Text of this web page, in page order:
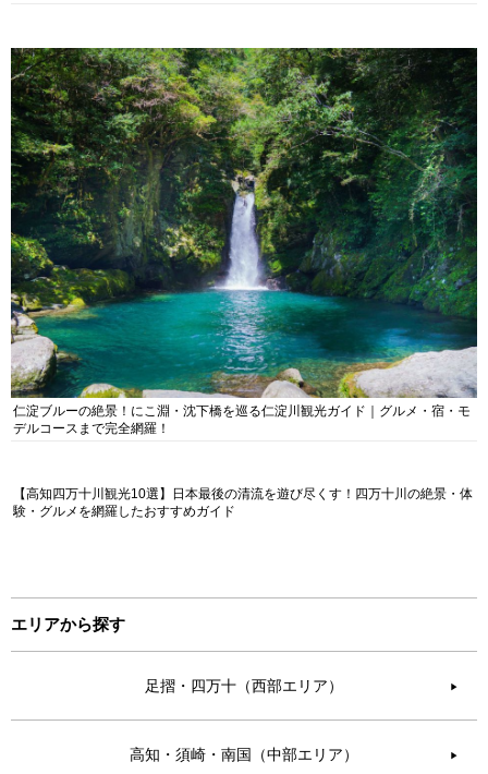
仁淀ブルーの絶景！にこ淵・沈下橋を巡る仁淀川観光ガイド｜グルメ・宿・モ
デルコースまで完全網羅！
【高知四万十川観光10選】日本最後の清流を遊び尽くす！四万十川の絶景・体
験・グルメを網羅したおすすめガイド
エリアから探す
足摺・四万十（西部エリア） ▶︎
高知・須崎・南国（中部エリア） ▶︎